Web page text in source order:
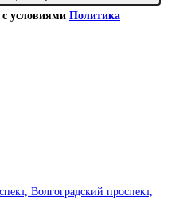
с условиями Политика
Волгоградский проспект,